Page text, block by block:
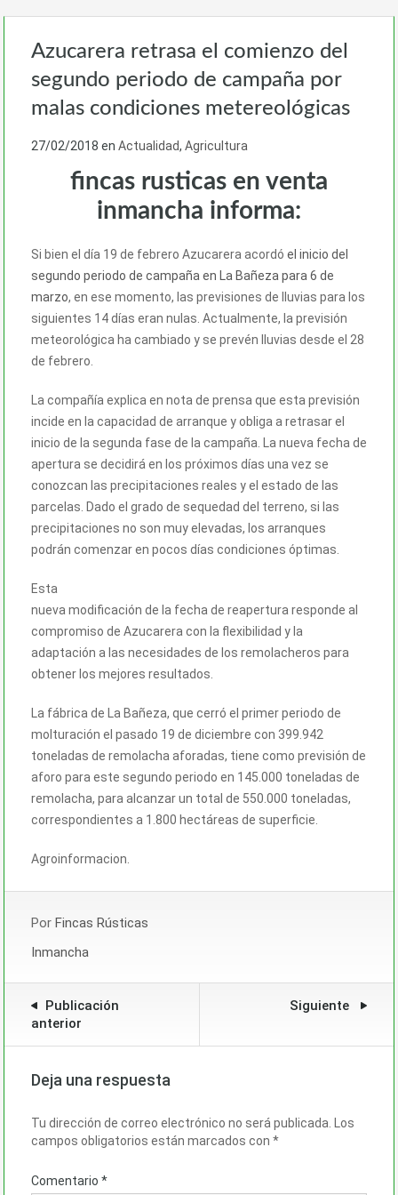
Azucarera retrasa el comienzo del
segundo periodo de campaña por
malas condiciones metereológicas
27/02/2018 en Actualidad, Agricultura
fincas rusticas en venta
inmancha informa:
Si bien el día 19 de febrero Azucarera acordó el inicio del
segundo periodo de campaña en La Bañeza para 6 de
marzo, en ese momento, las previsiones de lluvias para los
siguientes 14 días eran nulas. Actualmente, la previsión
meteorológica ha cambiado y se prevén lluvias desde el 28
de febrero.
La compañía explica en nota de prensa que esta previsión
incide en la capacidad de arranque y obliga a retrasar el
inicio de la segunda fase de la campaña. La nueva fecha de
apertura se decidirá en los próximos días una vez se
conozcan las precipitaciones reales y el estado de las
parcelas. Dado el grado de sequedad del terreno, si las
precipitaciones no son muy elevadas, los arranques
podrán comenzar en pocos días condiciones óptimas.
Esta
nueva modificación de la fecha de reapertura responde al
compromiso de Azucarera con la flexibilidad y la
adaptación a las necesidades de los remolacheros para
obtener los mejores resultados.
La fábrica de La Bañeza, que cerró el primer periodo de
molturación el pasado 19 de diciembre con 399.942
toneladas de remolacha aforadas, tiene como previsión de
aforo para este segundo periodo en 145.000 toneladas de
remolacha, para alcanzar un total de 550.000 toneladas,
correspondientes a 1.800 hectáreas de superficie.
Agroinformacion.
Por Fincas Rústicas
Inmancha
Publicación
anterior
Siguiente
Deja una respuesta
Tu dirección de correo electrónico no será publicada. Los
campos obligatorios están marcados con *
Comentario *